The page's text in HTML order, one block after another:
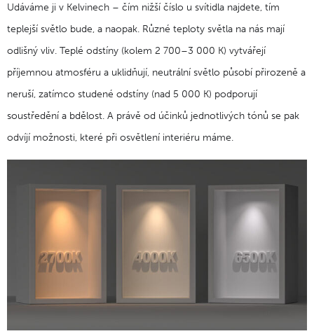
Udáváme ji v Kelvinech – čím nižší číslo u svítidla najdete, tím
teplejší světlo bude, a naopak. Různé teploty světla na nás mají
odlišný vliv. Teplé odstíny (kolem 2 700–3 000 K) vytvářejí
příjemnou atmosféru a uklidňují, neutrální světlo působí přirozeně a
neruší, zatímco studené odstíny (nad 5 000 K) podporují
soustředění a bdělost. A právě od účinků jednotlivých tónů se pak
odvíjí možnosti, které při osvětlení interiéru máme.